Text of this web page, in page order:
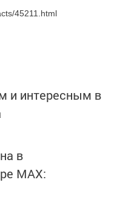
45211.html
и интересным в
в
MАХ: